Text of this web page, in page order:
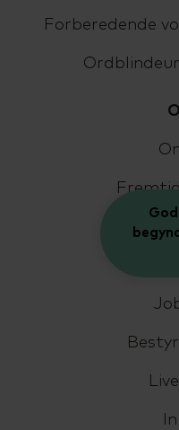
Forberedende
Find